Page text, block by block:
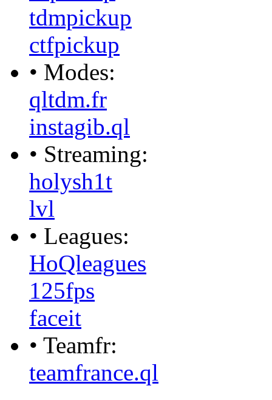
tdmpickup
ctfpickup
• Modes:
qltdm.fr
instagib.ql
• Streaming:
holysh1t
lvl
• Leagues:
HoQleagues
125fps
faceit
• Teamfr:
teamfrance.ql